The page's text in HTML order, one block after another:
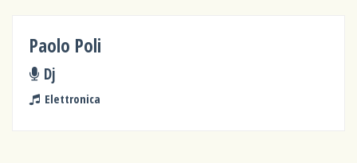
Paolo Poli
Dj
Elettronica